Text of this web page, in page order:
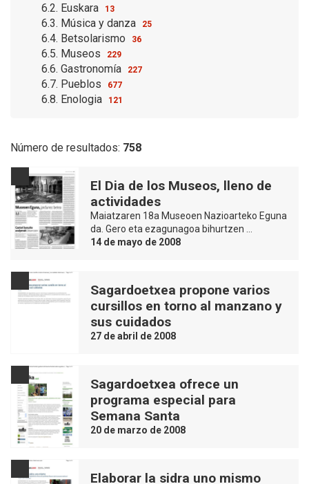
6.2. Euskara 13
6.3. Música y danza 25
6.4. Betsolarismo 36
6.5. Museos 229
6.6. Gastronomía 227
6.7. Pueblos 677
6.8. Enologia 121
Número de resultados: 758
El Dia de los Museos, lleno de
actividades
Maiatzaren 18a Museoen Nazioarteko Eguna
da. Gero eta ezagunagoa bihurtzen …
14 de mayo de 2008
Sagardoetxea propone varios
cursillos en torno al manzano y
sus cuidados
27 de abril de 2008
Sagardoetxea ofrece un
programa especial para
Semana Santa
20 de marzo de 2008
Elaborar la sidra uno mismo